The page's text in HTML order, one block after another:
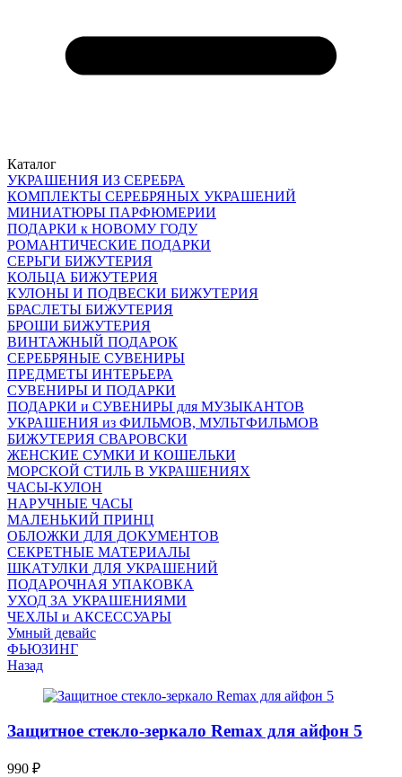
Каталог
УКРАШЕНИЯ ИЗ СЕРЕБРА
КОМПЛЕКТЫ СЕРЕБРЯНЫХ УКРАШЕНИЙ
МИНИАТЮРЫ ПАРФЮМЕРИИ
ПОДАРКИ к НОВОМУ ГОДУ
РОМАНТИЧЕСКИЕ ПОДАРКИ
СЕРЬГИ БИЖУТЕРИЯ
КОЛЬЦА БИЖУТЕРИЯ
КУЛОНЫ И ПОДВЕСКИ БИЖУТЕРИЯ
БРАСЛЕТЫ БИЖУТЕРИЯ
БРОШИ БИЖУТЕРИЯ
ВИНТАЖНЫЙ ПОДАРОК
СЕРЕБРЯНЫЕ СУВЕНИРЫ
ПРЕДМЕТЫ ИНТЕРЬЕРА
СУВЕНИРЫ И ПОДАРКИ
ПОДАРКИ и СУВЕНИРЫ для МУЗЫКАНТОВ
УКРАШЕНИЯ из ФИЛЬМОВ, МУЛЬТФИЛЬМОВ
БИЖУТЕРИЯ СВАРОВСКИ
ЖЕНСКИЕ СУМКИ И КОШЕЛЬКИ
МОРСКОЙ СТИЛЬ В УКРАШЕНИЯХ
ЧАСЫ-КУЛОН
НАРУЧНЫЕ ЧАСЫ
МАЛЕНЬКИЙ ПРИНЦ
ОБЛОЖКИ ДЛЯ ДОКУМЕНТОВ
СЕКРЕТНЫЕ МАТЕРИАЛЫ
ШКАТУЛКИ ДЛЯ УКРАШЕНИЙ
ПОДАРОЧНАЯ УПАКОВКА
УХОД ЗА УКРАШЕНИЯМИ
ЧEХЛЫ и АКСЕССУАРЫ
Умный девайс
ФЬЮЗИНГ
Назад
Защитное стекло-зеркало Remax для айфон 5
990 ₽